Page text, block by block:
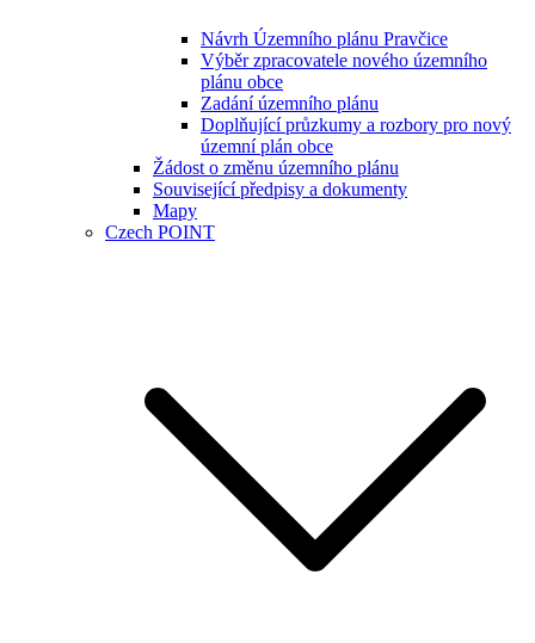
Návrh Územního plánu Pravčice
Výběr zpracovatele nového územního
plánu obce
Zadání územního plánu
Doplňující průzkumy a rozbory pro nový
územní plán obce
Žádost o změnu územního plánu
Související předpisy a dokumenty
Mapy
Czech POINT